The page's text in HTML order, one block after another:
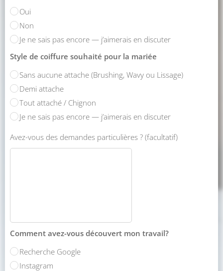
Oui
Non
Je ne sais pas encore — j’aimerais en discuter
Style de coiffure souhaité pour la mariée
Sans aucune attache (Brushing, Wavy ou Lissage)
Demi attache
Tout attaché / Chignon
Je ne sais pas encore — j’aimerais en discuter
Avez-vous des demandes particulières ? (facultatif)
Comment avez-vous découvert mon travail?
Recherche Google
Instagram